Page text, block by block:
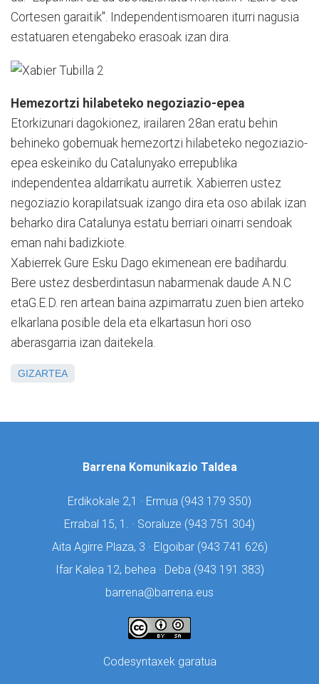
Cortesen garaitik". Independentismoaren iturri nagusia
estatuaren etengabeko erasoak izan dira.
Hemezortzi hilabeteko negoziazio-epea
Etorkizunari dagokionez, irailaren 28an eratu behin
behineko gobernuak hemezortzi hilabeteko negoziazio-
epea eskeiniko du Catalunyako errepublika
independentea aldarrikatu aurretik. Xabierren ustez
negoziazio korapilatsuak izango dira eta oso abilak izan
beharko dira Catalunya estatu berriari oinarri sendoak
eman nahi badizkiote.
Xabierrek Gure Esku Dago ekimenean ere badihardu.
Bere ustez desberdintasun nabarmenak daude A.N.C
etaG.E.D. ren artean baina azpimarratu zuen bien arteko
elkarlana posible dela eta elkartasun hori oso
aberasgarria izan daitekela.
GIZARTEA
Barrena Komunikazio Taldea
Erdikokale 2,1 · Ermua (943 179 350)
Errabal 15, 1. · Soraluze (943 751 304)
Aita Agirre Plaza, 3 · Elgoibar (943 741 626)
Ifar Kalea 12, behea · Deba (943 191 383)
barrena@barrena.eus
Codesyntaxek garatua